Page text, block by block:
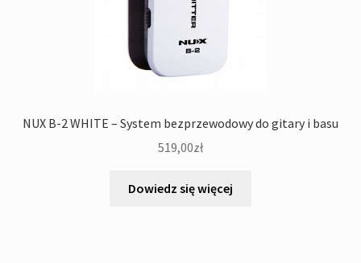
NUX B-2 WHITE – System bezprzewodowy do gitary i basu
519,00zł
Dowiedz się więcej